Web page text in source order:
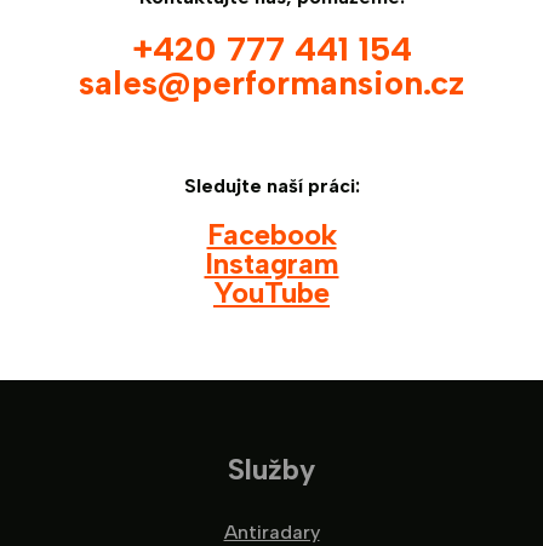
+420 777 441 154
sales@performansion.cz
Sledujte naší práci:
Facebook
Instagram
YouTube
Služby
Antiradary